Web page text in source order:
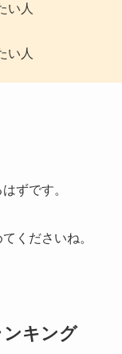
い人
い人
ずです。
くださいね。
キング